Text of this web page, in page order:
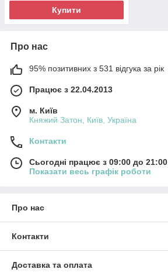
Купити
Про нас
95% позитивних з 531 відгука за рік
Працює з 22.04.2013
м. Київ
Княжий Затон, Київ, Україна
Контакти
Сьогодні працює з 09:00 до 21:00
Показати весь графік роботи
Про нас
Контакти
Доставка та оплата